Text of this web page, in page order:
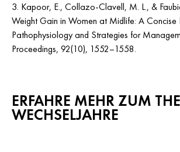
Kapoor, E., Collazo-Clavell, M. L., &
Weight Gain in Women at Midlife: A Concise
Pathophysiology and Strategies for
Proceedings, 92(10), 1552–1558.
ERFAHRE MEHR ZUM
WECHSELJAHRE